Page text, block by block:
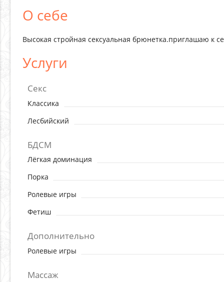
О себе
Высокая стройная сексуальная брюнетка.приглашаю к
Услуги
Секс
Классика
Лесбийский
БДСМ
Лёгкая доминация
Порка
Ролевые игры
Фетиш
Дополнительно
Ролевые игры
Массаж